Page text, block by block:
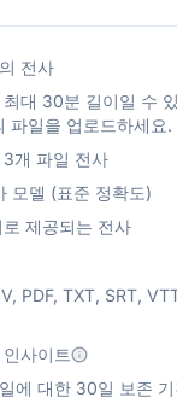
전사
최대 30분 길이일 수
파일을 업로드하세요.
개 파일 전사
모델 (표준 정확도)
제공되는 전사
PDF, TXT, SRT,
사이트
에 대한 30일 보존